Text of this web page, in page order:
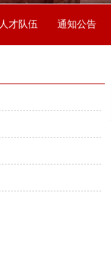
人才队伍 通知公告